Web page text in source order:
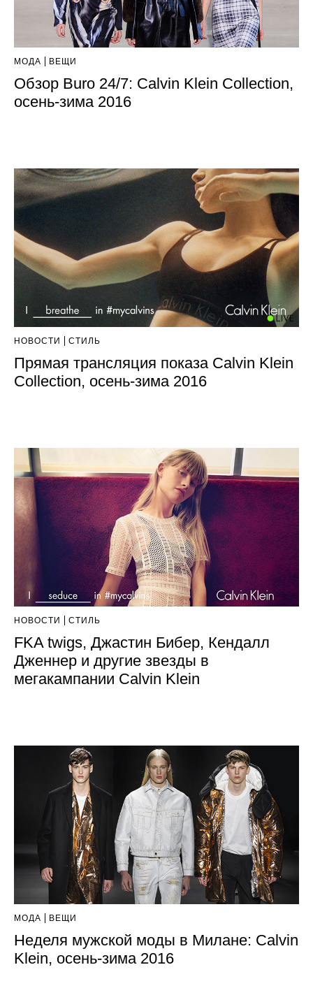
МОДА ВЕЩИ
Обзор Buro 24/7: Calvin Klein Collection,
осень-зима 2016
НОВОСТИ СТИЛЬ
Прямая трансляция показа Calvin Klein
Collection, осень-зима 2016
НОВОСТИ СТИЛЬ
FKA twigs, Джастин Бибер, Кендалл
Дженнер и другие звезды в
мегакампании Calvin Klein
МОДА ВЕЩИ
Неделя мужской моды в Милане: Calvin
Klein, осень-зима 2016